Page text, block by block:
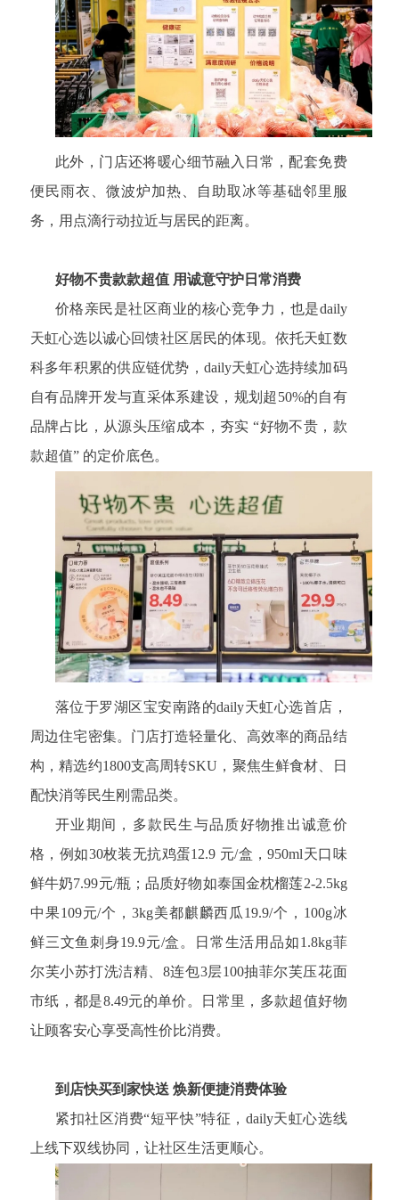
此外，门店还将暖心细节融入日常，配套免费
便民雨衣、微波炉加热、自助取冰等基础邻里服
务，用点滴行动拉近与居民的距离。
好物不贵款款超值 用诚意守护日常消费
价格亲民是社区商业的核心竞争力，也是daily
天虹心选以诚心回馈社区居民的体现。依托天虹数
科多年积累的供应链优势，daily天虹心选持续加码
自有品牌开发与直采体系建设，规划超50%的自有
品牌占比，从源头压缩成本，夯实 “好物不贵，款
款超值” 的定价底色。
落位于罗湖区宝安南路的daily天虹心选首店，
周边住宅密集。门店打造轻量化、高效率的商品结
构，精选约1800支高周转SKU，聚焦生鲜食材、日
配快消等民生刚需品类。
开业期间，多款民生与品质好物推出诚意价
格，例如30枚装无抗鸡蛋12.9 元/盒，950ml天口味
鲜牛奶7.99元/瓶；品质好物如泰国金枕榴莲2-2.5kg
中果109元/个，3kg美都麒麟西瓜19.9/个，100g冰
鲜三文鱼刺身19.9元/盒。日常生活用品如1.8kg菲
尔芙小苏打洗洁精、8连包3层100抽菲尔芙压花面
市纸，都是8.49元的单价。日常里，多款超值好物
让顾客安心享受高性价比消费。
到店快买到家快送 焕新便捷消费体验
紧扣社区消费“短平快”特征，daily天虹心选线
上线下双线协同，让社区生活更顺心。